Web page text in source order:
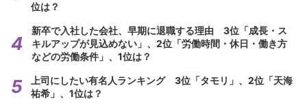
位は？
新卒で入社した会社、早期に退職する理由 3位「成長・ス
キルアップが見込めない」、2位「労働時間・休日・働き方
などの労働条件」、1位は？
上司にしたい有名人ランキング 3位「タモリ」、2位「天海
祐希」、1位は？